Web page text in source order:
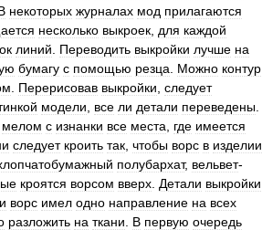
некоторых журналах мод прилагаются
несколько выкроек для каждой
линий Переводить выкройки лучше на
бумагу с помощью резца Можно контур
Перерисовав выкройки следует
модели все ли детали переведены
мелом с изнанки все места где имеется
следует кроить так чтобы ворс в изделии
полубархат, вельвет-
кроятся ворсом вверх Детали выкройки
ворс имел одно направление на всех
разложить на ткани В первую очередь